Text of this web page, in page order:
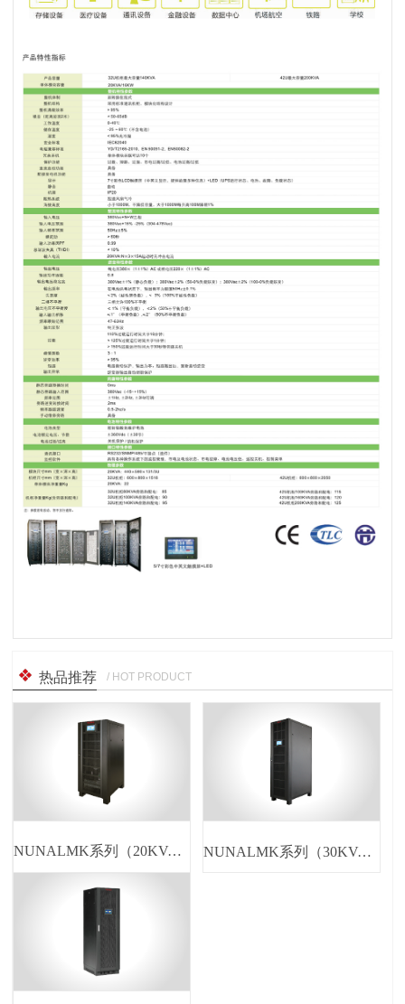
热品推荐 / HOT PRODUCT
NUNALMK系列（20KVA） NUNALMK系列（30KVA）